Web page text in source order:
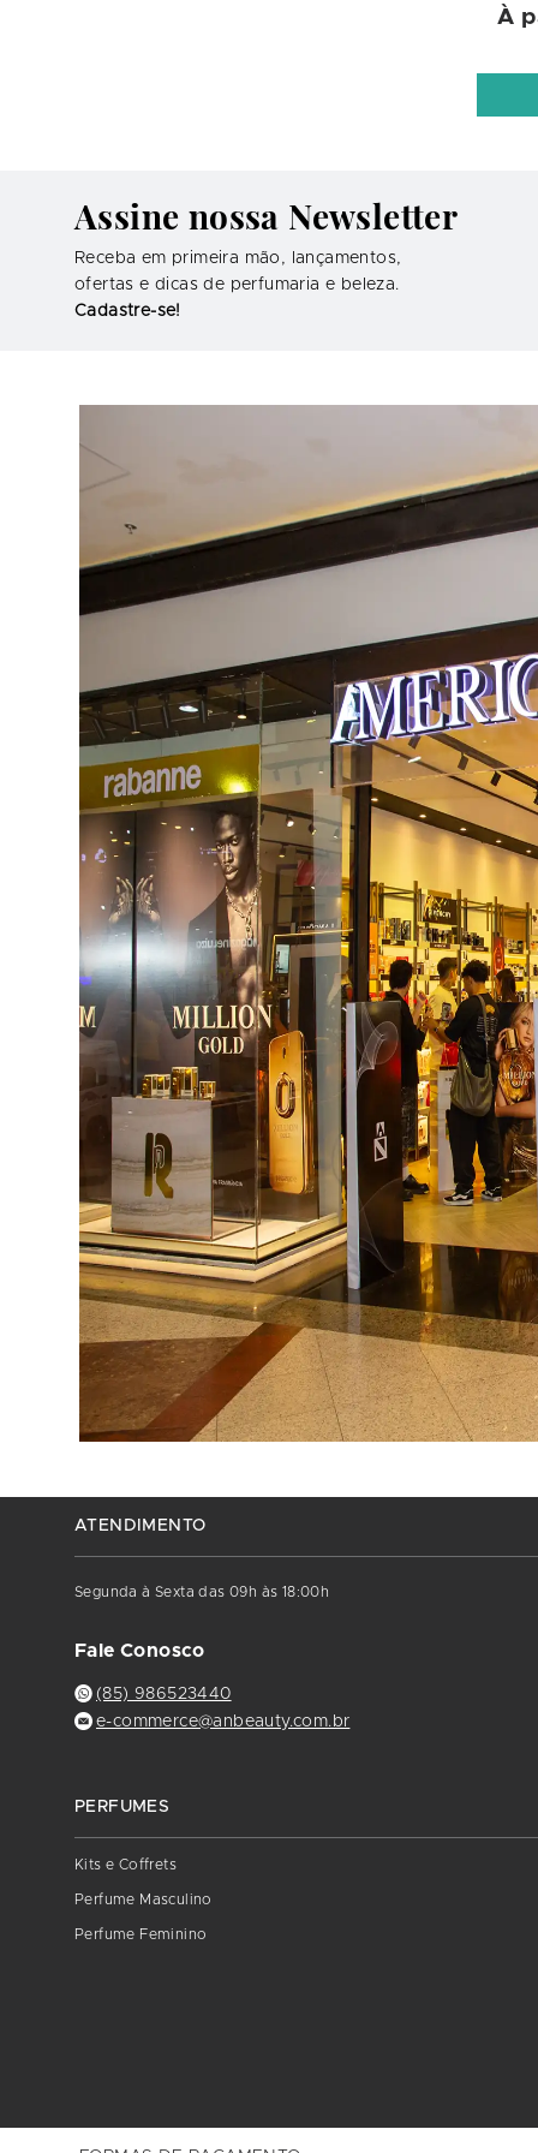
À
Assine nossa Newsletter
Receba em primeira mão, lançamentos,
ofertas e dicas de perfumaria e beleza.
Cadastre-se!
ATENDIMENTO
Segunda à Sexta das 09h às 18:00h
Fale Conosco
(85) 986523440
e-commerce@anbeauty.com.br
PERFUMES
Kits e Coffrets
Perfume Masculino
Perfume Feminino